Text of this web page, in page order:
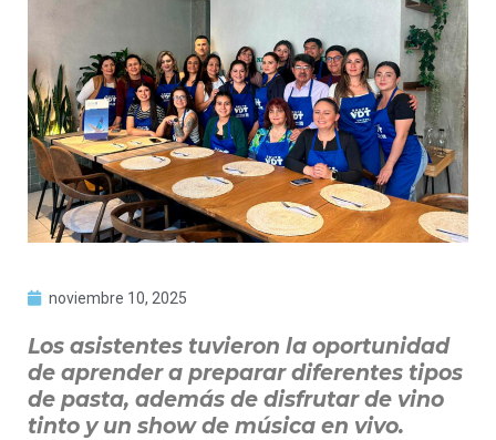
noviembre 10, 2025
Los asistentes tuvieron la oportunidad
de aprender a preparar diferentes tipos
de pasta, además de disfrutar de vino
tinto y un show de música en vivo.